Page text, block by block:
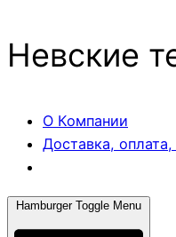
Невские
О Компании
Доставка, оплата,
Hamburger Toggle Menu